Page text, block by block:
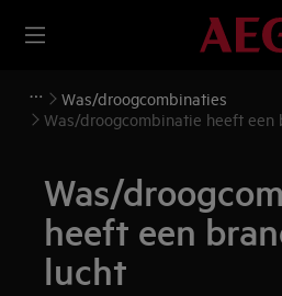
Was/droogcombinaties
Was/droogcombinatie heeft
Was/
heeft een
lucht